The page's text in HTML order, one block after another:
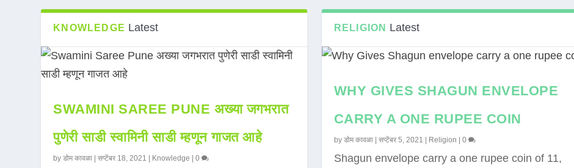
KNOWLEDGE Latest
SWAMINI SAREE PUNE अख्या जगभरात
पुणेरी साडी स्वामिनी साडी म्हणून गाजत आहे
byडोम कावळा |सप्टेंबर 18, 2021 Knowledge |0
RELIGION Latest
WHY GIVES SHAGUN ENVELOPE
CARRY A ONE RUPEE COIN
by डोम कावळा| सप्टेंबर 5, 2021 Religion 0
Shagun envelope carry a one rupee coin of 11,